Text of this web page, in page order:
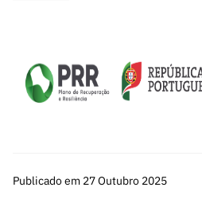
Publicado em 27 Outubro 2025